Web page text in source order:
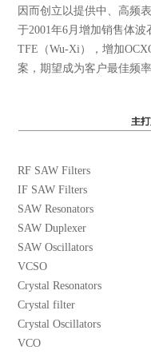
因而创立以提供中、高频
于2001年6月增加销售体
TFE（Wu-Xi），增加
案，期望成为客户最佳频
RF SAW Filters
IF SAW Filters
SAW Resonators
SAW Duplexer
SAW Oscillators
VCSO
Crystal Resonators
Crystal filter
Crystal Oscillators
VCO